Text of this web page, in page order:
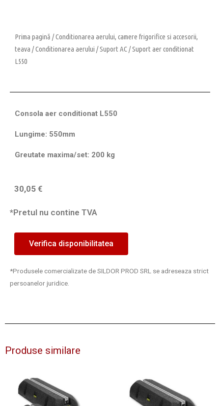
Prima pagină /Conditionarea aerului, camere frigorifice si accesorii,
teava /Conditionarea aerului /Suport AC/ Suport aer conditionat
L550
Consola aer conditionat L550
Lungime: 550mm
Greutate maxima/set: 200 kg
30,05 €
*Pretul nu contine TVA
Verifica disponibilitatea
*Produsele comercializate de SILDOR PROD SRL se adreseaza strict
persoanelor juridice.
Produse similare